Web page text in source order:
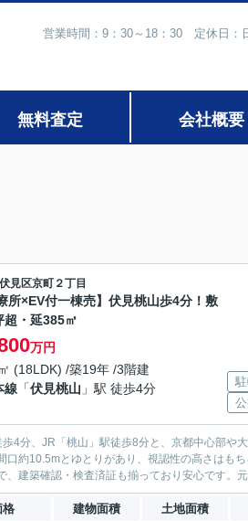
営業時間：9：30～18：30 定休日：
無料査定 会社概要
見区京町２丁目
所×EV付一棟売】伏見桃山歩4分！敷
超・延385㎡
万円
(18LDK) /築19年 /3階建
線 「伏見桃山 」駅 徒歩4分
4分、JR「桃山」駅徒歩8分と、京都中心部や大
約10.5mとゆとりがあり、視認性の高さはも
で、建築確認・検査済証も揃っており安心です。
格 建物面積 土地面積